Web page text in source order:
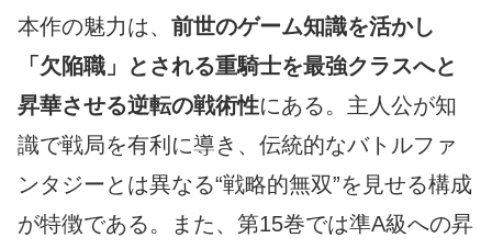
本作の魅力は、 前世のゲーム知識を活かし
「欠陥職」とされる重騎士を最強クラスへと
昇華させる逆転の戦術性にある。主人公が知
識で戦局を有利に導き、伝統的なバトルファ
ンタジーとは異なる“戦略的無双”を見せる構成
が特徴である。また、第15巻では準A級への昇